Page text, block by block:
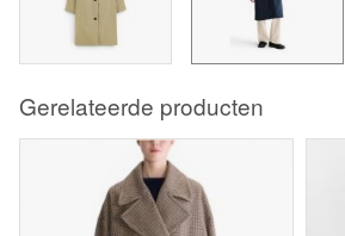
Gerelateerde producten